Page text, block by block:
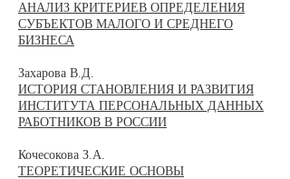
АНАЛИЗ КРИТЕРИЕВ ОПРЕДЕЛЕНИЯ
СУБЪЕКТОВ МАЛОГО И СРЕДНЕГО
БИЗНЕСА
Захарова В.Д.
ИСТОРИЯ СТАНОВЛЕНИЯ И РАЗВИТИЯ
ИНСТИТУТА ПЕРСОНАЛЬНЫХ ДАННЫХ
РАБОТНИКОВ В РОССИИ
Кочесокова З.А.
ТЕОРЕТИЧЕСКИЕ ОСНОВЫ